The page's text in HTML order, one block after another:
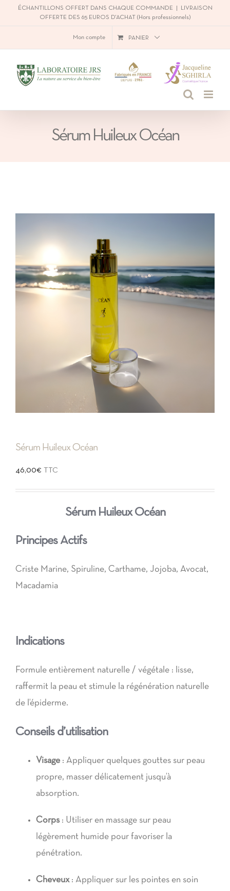
Passer
au
ÉCHANTILLONS OFFERT DANS CHAQUE COMMANDE
LIVRAISON
OFFERTE DES 65 EUROS D'ACHAT (Hors professionnels)
Mon compte PANIER
Sérum Huileux Océan
Sérum Huileux Océan
46,00€ TTC
Sérum Huileux Océan
Principes Actifs
Criste Marine, Spiruline, Carthame, Jojoba, Avocat,
Macadamia
Indications
Formule entièrement naturelle / végétale : lisse,
raffermit la peau et stimule la régénération naturelle
de l’épiderme.
Conseils d’utilisation
Visage : Appliquer quelques gouttes sur peau
propre, masser délicatement jusqu’à
absorption.
Corps: Utiliser en massage sur peau
légèrement humide pour favoriser la
pénétration.
Cheveux: Appliquer sur les pointes en soin